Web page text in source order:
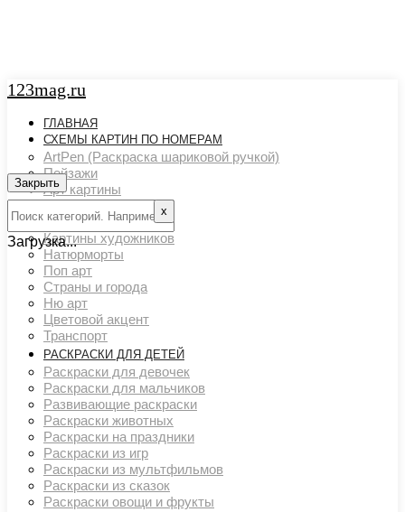
123mag.ru
ГЛАВНАЯ
СХЕМЫ КАРТИН ПО НОМЕРАМ
ArtPen (Раскраска шариковой ручкой)
Пейзажи
Арт картины
Животный мир
Люди
Картины художников
Натюрморты
Поп арт
Страны и города
Ню арт
Цветовой акцент
Транспорт
РАСКРАСКИ ДЛЯ ДЕТЕЙ
Раскраски для девочек
Раскраски для мальчиков
Развивающие раскраски
Раскраски животных
Раскраски на праздники
Раскраски из игр
Раскраски из мультфильмов
Раскраски из сказок
Раскраски овощи и фрукты
Закрыть
х
Загрузка...